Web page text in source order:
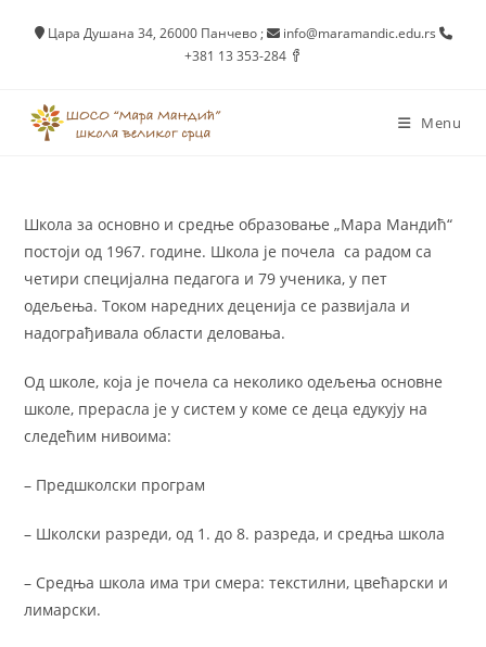
Цара Душана 34, 26000 Панчево;
info@maramandic.edu.rs
+381 13 353-284
Menu
Школа за основно и средње образовање „Мара Мандић“
постоји од 1967. године. Школа је почела са радом са
четири специјална педагога и 79 ученика, у пет
одељења. Током наредних деценија се развијала и
надограђивала области деловања.
Од школе, која је почела са неколико одељења основне
школе, прерасла је у систем у коме се деца едукују на
следећим нивоима:
– Предшколски програм
– Школски разреди, од 1. до 8. разреда, и средња школа
– Средња школа има три смера: текстилни, цвећарски и
лимарски.